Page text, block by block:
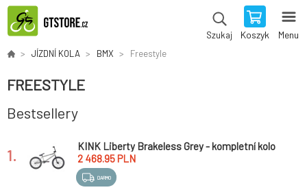
Szukaj Koszyk Menu
JÍZDNÍ KOLA BMX Freestyle
FREESTYLE
Bestsellery
1.
DARMO
KINK Liberty Brakeless Grey - kompletní kolo
2 468.95 PLN